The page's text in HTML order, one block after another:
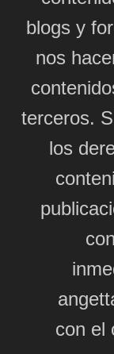
blogs y
nos
terceros.
los
con el